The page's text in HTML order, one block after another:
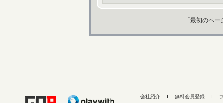
「最初のペー
会社紹介 l 無料会員登録 l